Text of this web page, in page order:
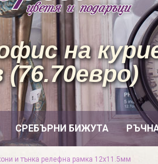
СРЕБЪРНИ БИЖУТА
на
(76.70евро)
и тънка релефна рамка 12х11.5мм